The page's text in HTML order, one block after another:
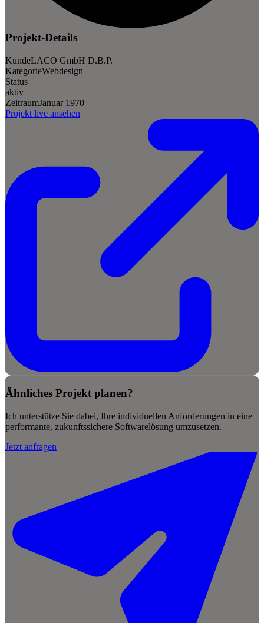
Projekt-Details
KundeLACO GmbH D.B.P.
KategorieWebdesign
Status
aktiv
ZeitraumJanuar 1970
Projekt live ansehen
Ähnliches Projekt planen?
Ich unterstütze Sie dabei, Ihre individuellen Anforderungen in eine
performante, zukunftssichere Softwarelösung umzusetzen.
Jetzt anfragen